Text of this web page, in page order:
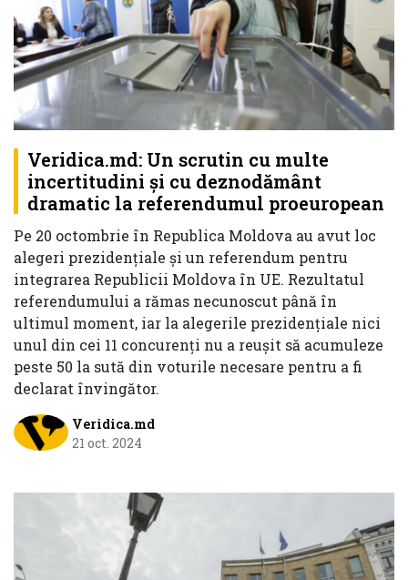
Veridica.md: Un scrutin cu multe
incertitudini și cu deznodământ
dramatic la referendumul proeuropean
Pe 20 octombrie în Republica Moldova au avut loc
alegeri prezidențiale și un referendum pentru
integrarea Republicii Moldova în UE. Rezultatul
referendumului a rămas necunoscut până în
ultimul moment, iar la alegerile prezidențiale nici
unul din cei 11 concurenți nu a reușit să acumuleze
peste 50 la sută din voturile necesare pentru a fi
declarat învingător.
Veridica.md
21 oct. 2024